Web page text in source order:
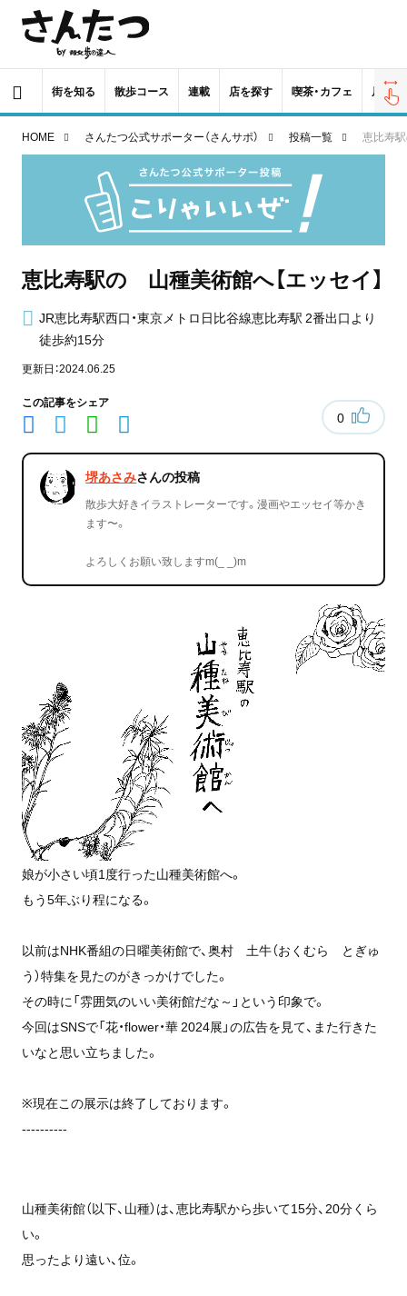
街を知る 散歩コース 連載 店を探す 喫茶・カフェ 居酒屋
HOME さんたつ公式サポーター（さんサポ） 投稿一覧 恵比寿
恵比寿駅の 山種美術館へ【エッセイ】
JR恵比寿駅西口・東京メトロ日比谷線恵比寿駅 2番出口より
徒歩約15分
更新日：2024.06.25
この記事をシェア
0
堺あさみさんの投稿
散歩大好きイラストレーターです。漫画やエッセイ等かき
ます〜。
よろしくお願い致しますm(_ _)m
娘が小さい頃1度行った山種美術館へ。
もう5年ぶり程になる。
以前はNHK番組の日曜美術館で、奥村 土牛（おくむら とぎゅ
う）特集を見たのがきっかけでした。
その時に「雰囲気のいい美術館だな～」という印象で。
今回はSNSで「花・flower・華 2024展」の広告を見て、また行きた
いなと思い立ちました。
※現在この展示は終了しております。
----------
山種美術館（以下、山種）は、恵比寿駅から歩いて15分、20分くら
い。
思ったより遠い、位。